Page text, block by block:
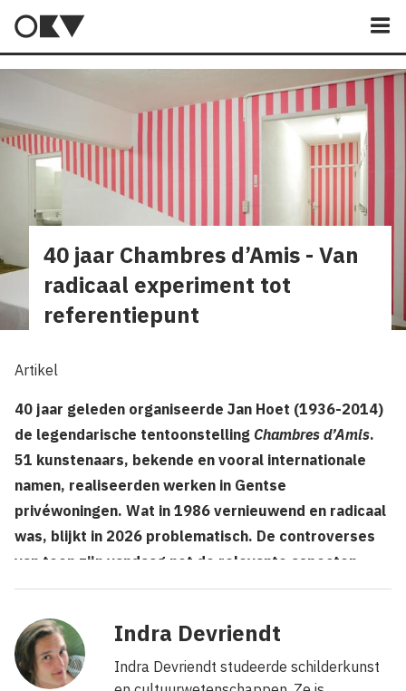
40 jaar Chambres d’Amis - Van
radicaal experiment tot
referentiepunt
Artikel
40 jaar geleden organiseerde Jan Hoet (1936-2014)
de legendarische tentoonstelling Chambres d’Amis.
51 kunstenaars, bekende en vooral internationale
namen, realiseerden werken in Gentse
privéwoningen. Wat in 1986 vernieuwend en radicaal
was, blijkt in 2026 problematisch. De controverses
van toen zijn vandaag net de relevante aspecten
voor een herdenking.
Indra Devriendt
Indra Devriendt studeerde schilderkunst